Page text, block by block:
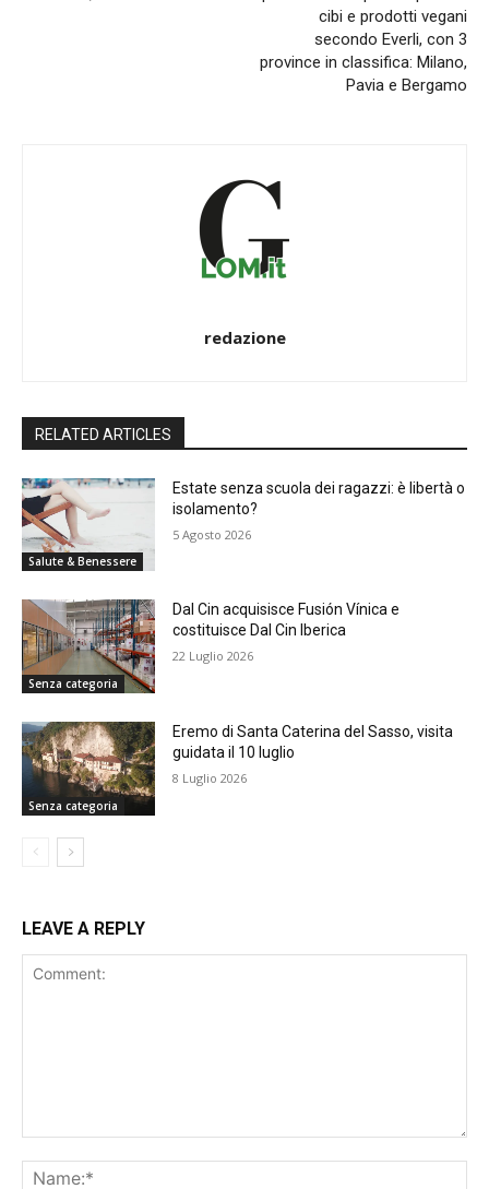
cibi e prodotti vegani
secondo Everli, con 3
province in classifica: Milano,
Pavia e Bergamo
redazione
RELATED ARTICLES
Salute & Benessere
Estate senza scuola dei ragazzi: è libertà o
isolamento?
5 Agosto 2026
Senza categoria
Dal Cin acquisisce Fusión Vínica e
costituisce Dal Cin Iberica
22 Luglio 2026
Senza categoria
Eremo di Santa Caterina del Sasso, visita
guidata il 10 luglio
8 Luglio 2026
LEAVE A REPLY